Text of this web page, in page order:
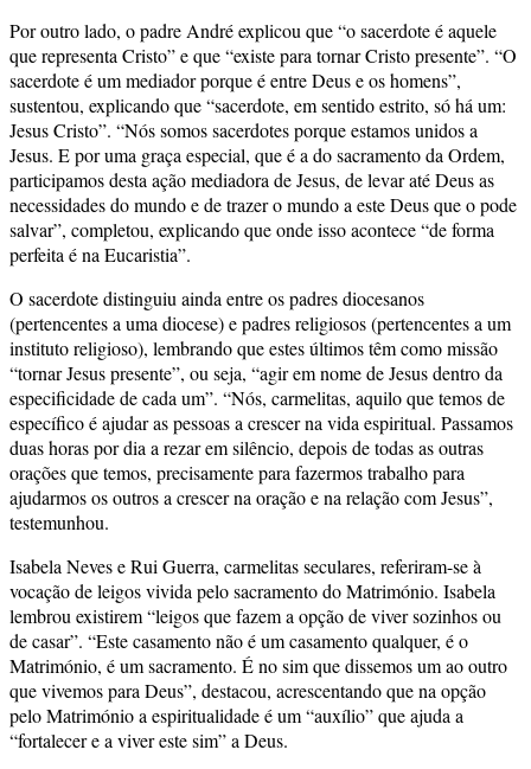
Por outro lado, o padre André explicou que “o sacerdote é aquele
que representa Cristo” e que “existe para tornar Cristo presente”. “O
sacerdote é um mediador porque é entre Deus e os homens”,
sustentou, explicando que “sacerdote, em sentido estrito, só há um:
Jesus Cristo”. “Nós somos sacerdotes porque estamos unidos a
Jesus. E por uma graça especial, que é a do sacramento da Ordem,
participamos desta ação mediadora de Jesus, de levar até Deus as
necessidades do mundo e de trazer o mundo a este Deus que o pode
salvar”, completou, explicando que onde isso acontece “de forma
perfeita é na Eucaristia”.
O sacerdote distinguiu ainda entre os padres diocesanos
(pertencentes a uma diocese) e padres religiosos (pertencentes a um
instituto religioso), lembrando que estes últimos têm como missão
“tornar Jesus presente”, ou seja, “agir em nome de Jesus dentro da
especificidade de cada um”. “Nós, carmelitas, aquilo que temos de
específico é ajudar as pessoas a crescer na vida espiritual. Passamos
duas horas por dia a rezar em silêncio, depois de todas as outras
orações que temos, precisamente para fazermos trabalho para
ajudarmos os outros a crescer na oração e na relação com Jesus”,
testemunhou.
Isabela Neves e Rui Guerra, carmelitas seculares, referiram-se à
vocação de leigos vivida pelo sacramento do Matrimónio. Isabela
lembrou existirem “leigos que fazem a opção de viver sozinhos ou
de casar”. “Este casamento não é um casamento qualquer, é o
Matrimónio, é um sacramento. É no sim que dissemos um ao outro
que vivemos para Deus”, destacou, acrescentando que na opção
pelo Matrimónio a espiritualidade é um “auxílio” que ajuda a
“fortalecer e a viver este sim” a Deus.